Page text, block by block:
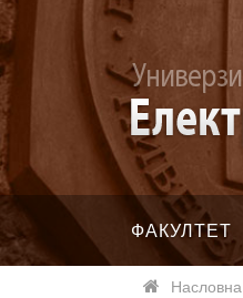
ФАКУЛТЕТ
Насловна